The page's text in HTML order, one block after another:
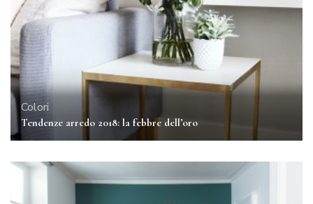
Colori
Tendenze arredo 2018: la febbre dell’oro